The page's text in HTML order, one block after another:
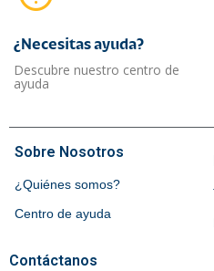
¿Necesitas ayuda?​
Descubre nuestro centro de
ayuda
Sobre Nosotros
¿Quiénes somos?
Centro de ayuda
Contáctanos